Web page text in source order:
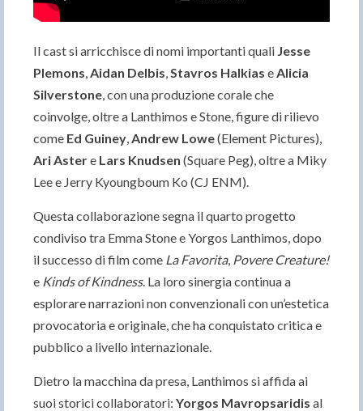
Il cast si arricchisce di nomi importanti quali Jesse
Plemons,Aidan Delbis,Stavros Halkias eAlicia
Silverstone, con una produzione corale che
coinvolge, oltre a Lanthimos e Stone, figure di rilievo
come Ed Guiney,Andrew Lowe(Element Pictures),
Ari Astere Lars Knudsen (Square Peg), oltre a Miky
Lee e Jerry Kyoungboum Ko (CJ ENM).
Questa collaborazione segna il quarto progetto
condiviso tra Emma Stone e Yorgos Lanthimos, dopo
il successo di film come La Favorita, Povere Creature!
e Kinds of Kindness. La loro sinergia continua a
esplorare narrazioni non convenzionali con un’estetica
provocatoria e originale, che ha conquistato critica e
pubblico a livello internazionale.
Dietro la macchina da presa, Lanthimos si affida ai
suoi storici collaboratori: Yorgos Mavropsaridis al